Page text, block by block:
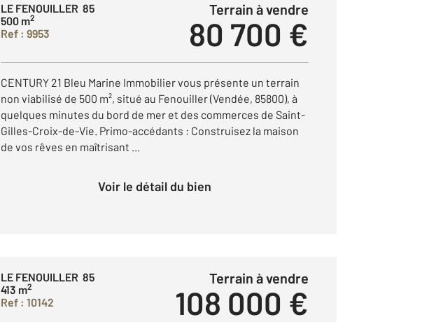
LE FENOUILLER 85
500 m2
Ref : 9953
Terrain à vendre
80 700 €
CENTURY 21 Bleu Marine Immobilier vous présente un terrain
non viabilisé de 500 m², situé au Fenouiller (Vendée, 85800), à
quelques minutes du bord de mer et des commerces de Saint-
Gilles-Croix-de-Vie. Primo-accédants : Construisez la maison
de vos rêves en maîtrisant ...
Voir le détail du bien
LE FENOUILLER 85
413 m2
Ref : 10142
Terrain à vendre
108 000 €